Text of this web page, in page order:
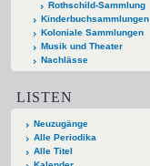
Rothschild-Sammlung
Kinderbuchsammlungen
Koloniale Sammlungen
Musik und Theater
Nachlässe
LISTEN
Neuzugänge
Alle Periodika
Alle Titel